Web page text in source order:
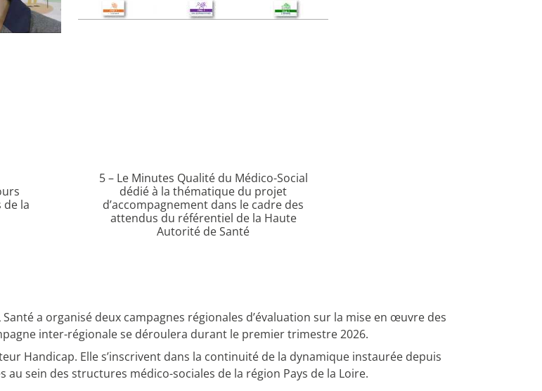
de la
5 – Le Minutes Qualité du Médico-Social
dédié à la thématique du projet
d’accompagnement dans le cadre des
attendus du référentiel de la Haute
Autorité de Santé
a organisé deux campagnes régionales d’évaluation sur la mise en œuvre des
inter-régionale se déroulera durant le premier trimestre 2026.
Handicap. Elle s’inscrivent dans la continuité de la dynamique instaurée depuis
sein des structures médico-sociales de la région Pays de la Loire.